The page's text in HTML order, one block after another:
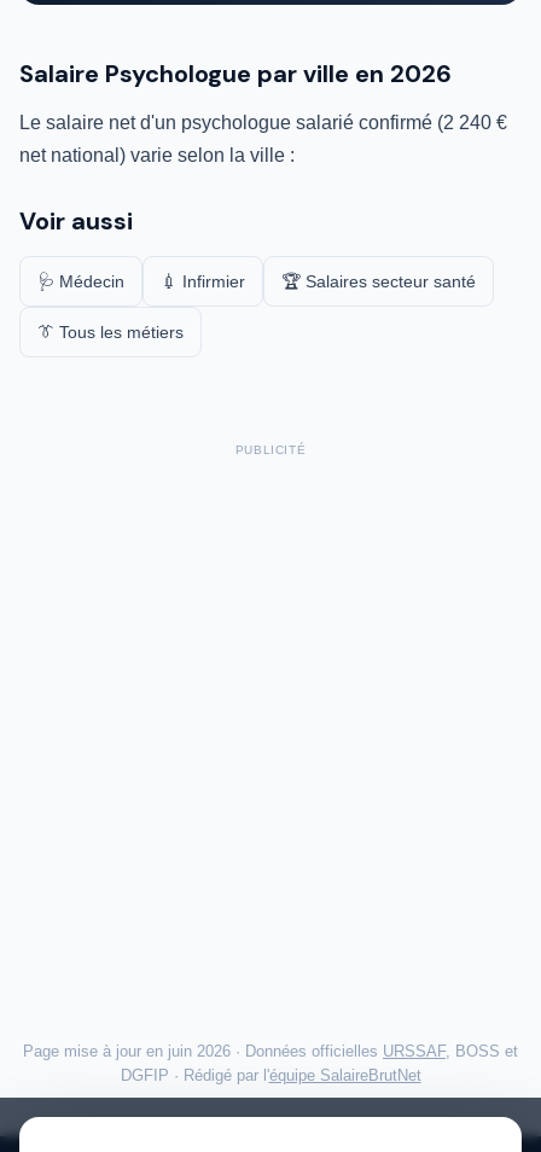
Salaire Psychologue par ville en 2026
Le salaire net d'un psychologue salarié confirmé (2 240 €
net national) varie selon la ville :
Voir aussi
🩺 Médecin 💉 Infirmier 🏆 Salaires secteur santé
👔 Tous les métiers
PUBLICITÉ
Page mise à jour en juin 2026 · Données officielles URSSAF, BOSS et
DGFIP · Rédigé par l'équipe SalaireBrutNet